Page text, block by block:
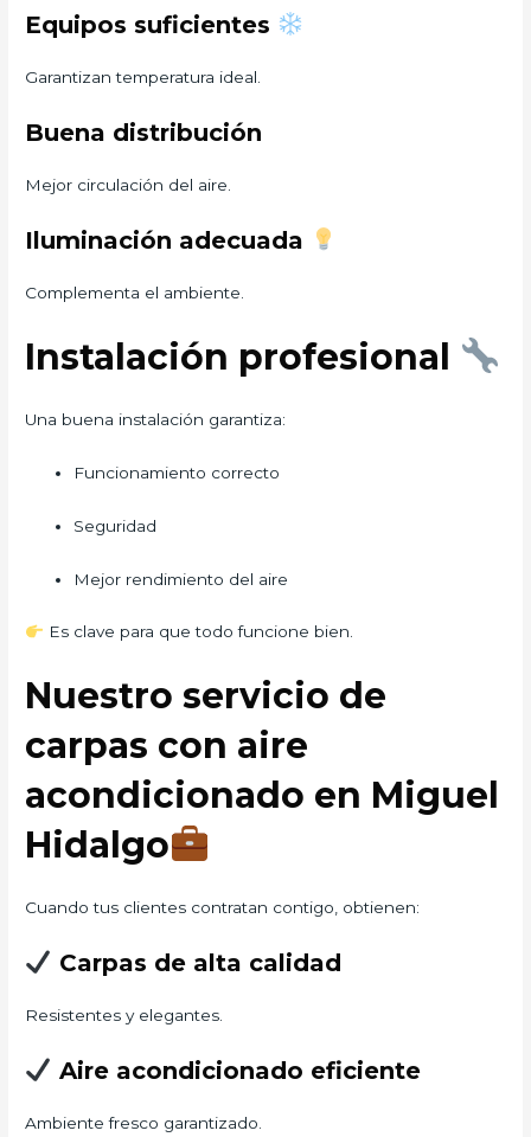
Equipos suficientes
Garantizan temperatura ideal.
Buena distribución
Mejor circulación del aire.
Iluminación adecuada
Complementa el ambiente.
Instalación profesional
Una buena instalación garantiza:
Funcionamiento correcto
Seguridad
Mejor rendimiento del aire
Es clave para que todo funcione bien.
Nuestro servicio de
carpas con aire
acondicionado en Miguel
Hidalgo
Cuando tus clientes contratan contigo, obtienen:
Carpas de alta calidad
Resistentes y elegantes.
Aire acondicionado eficiente
Ambiente fresco garantizado.